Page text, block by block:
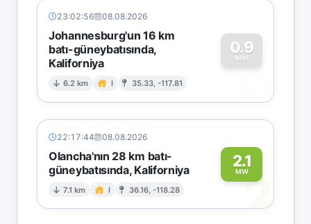
23:02:56 08.08.2026
Johannesburg'un 16 km
batı-güneybatısında,
Kaliforniya
6.2 km I 35.33, -117.81
0.9
MW
0
22:17:44 08.08.2026
Olancha'nın 28 km batı-
güneybatısında, Kaliforniya
7.1 km I 36.16, -118.28
2.1
MW2